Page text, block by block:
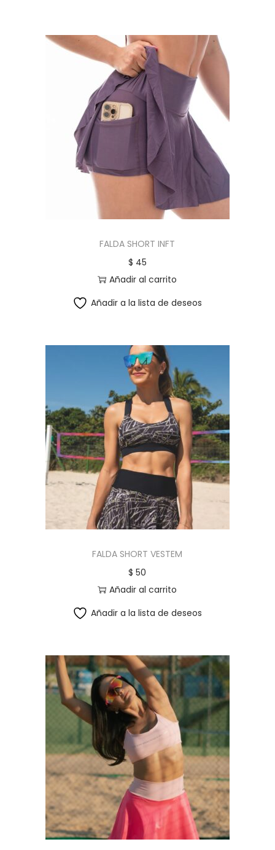
FALDA SHORT INFT
$ 45
Añadir al carrito
Añadir a la lista de deseos
FALDA SHORT VESTEM
$ 50
Añadir al carrito
Añadir a la lista de deseos